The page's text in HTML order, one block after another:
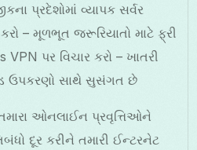
પ્રદેશોમાં વ્યાપક સર્વર
– મૂળભૂત જરૂરિયાતો માટે ફ્રી
પર વિચાર કરો – ખાતરી
ઉપકરણો સાથે સુસંગત છે
ઓનલાઈન પ્રવૃત્તિઓને
દૂર કરીને તમારી ઈન્ટરનેટ